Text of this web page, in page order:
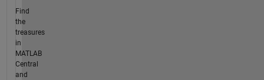
Find
the
treasures
in
MATLAB
Central
and